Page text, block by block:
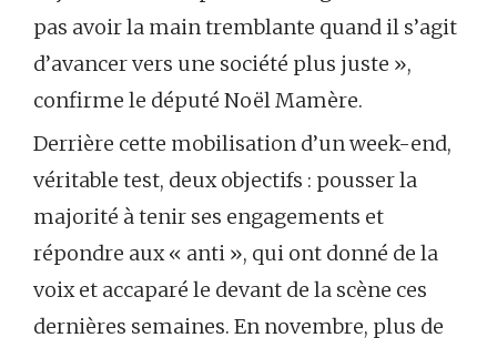
pas avoir la main tremblante quand il s’agit
d’avancer vers une société plus juste »,
confirme le député Noël Mamère.
Derrière cette mobilisation d’un week-end,
véritable test, deux objectifs : pousser la
majorité à tenir ses engagements et
répondre aux « anti », qui ont donné de la
voix et accaparé le devant de la scène ces
dernières semaines. En novembre, plus de